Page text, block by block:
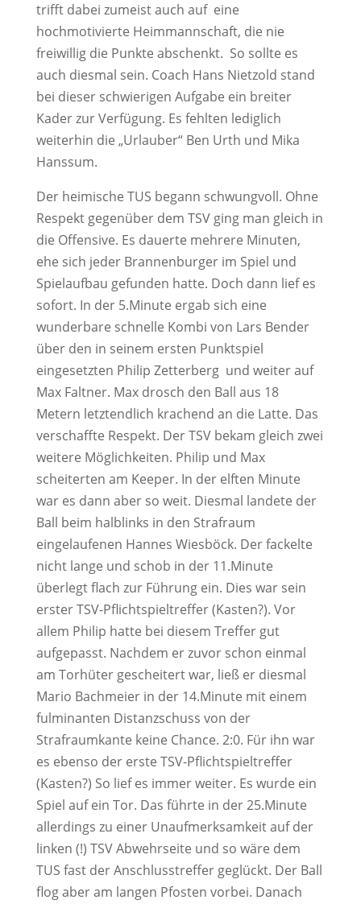
trifft dabei zumeist auch auf eine
hochmotivierte Heimmannschaft, die nie
freiwillig die Punkte abschenkt. So sollte es
auch diesmal sein. Coach Hans Nietzold stand
bei dieser schwierigen Aufgabe ein breiter
Kader zur Verfügung. Es fehlten lediglich
weiterhin die „Urlauber“ Ben Urth und Mika
Hanssum.
Der heimische TUS begann schwungvoll. Ohne
Respekt gegenüber dem TSV ging man gleich in
die Offensive. Es dauerte mehrere Minuten,
ehe sich jeder Brannenburger im Spiel und
Spielaufbau gefunden hatte. Doch dann lief es
sofort. In der 5.Minute ergab sich eine
wunderbare schnelle Kombi von Lars Bender
über den in seinem ersten Punktspiel
eingesetzten Philip Zetterberg und weiter auf
Max Faltner. Max drosch den Ball aus 18
Metern letztendlich krachend an die Latte. Das
verschaffte Respekt. Der TSV bekam gleich zwei
weitere Möglichkeiten. Philip und Max
scheiterten am Keeper. In der elften Minute
war es dann aber so weit. Diesmal landete der
Ball beim halblinks in den Strafraum
eingelaufenen Hannes Wiesböck. Der fackelte
nicht lange und schob in der 11.Minute
überlegt flach zur Führung ein. Dies war sein
erster TSV-Pflichtspieltreffer (Kasten?). Vor
allem Philip hatte bei diesem Treffer gut
aufgepasst. Nachdem er zuvor schon einmal
am Torhüter gescheitert war, ließ er diesmal
Mario Bachmeier in der 14.Minute mit einem
fulminanten Distanzschuss von der
Strafraumkante keine Chance. 2:0. Für ihn war
es ebenso der erste TSV-Pflichtspieltreffer
(Kasten?) So lief es immer weiter. Es wurde ein
Spiel auf ein Tor. Das führte in der 25.Minute
allerdings zu einer Unaufmerksamkeit auf der
linken (!) TSV Abwehrseite und so wäre dem
TUS fast der Anschlusstreffer geglückt. Der Ball
flog aber am langen Pfosten vorbei. Danach